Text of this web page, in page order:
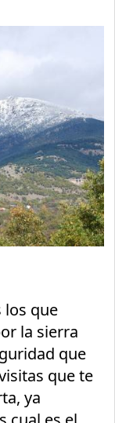
los que
la sierra
que
que te
ya